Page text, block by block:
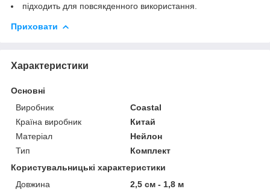
підходить для повсякденного використання.
Приховати
Характеристики
Основні
Виробник
Coastal
Країна виробник
Китай
Матеріал
Нейлон
Тип
Комплект
Користувальницькі характеристики
Довжина
2,5 см - 1,8 м